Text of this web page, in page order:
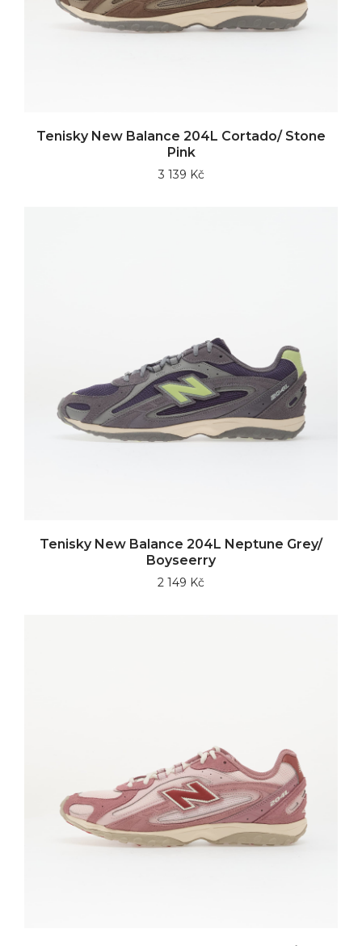
Tenisky New Balance 204L Cortado/ Stone
Pink
3 139 Kč
Tenisky New Balance 204L Neptune Grey/
Boyseerry
2 149 Kč